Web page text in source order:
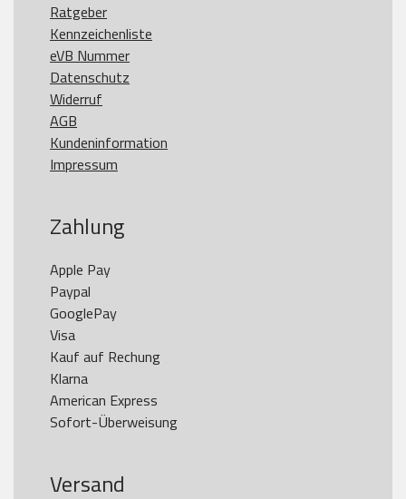
Ratgeber
Kennzeichenliste
eVB Nummer
Datenschutz
Widerruf
AGB
Kundeninformation
Impressum
Zahlung
Apple Pay
Paypal
GooglePay
Visa
Kauf auf Rechung
Klarna
American Express
Versand